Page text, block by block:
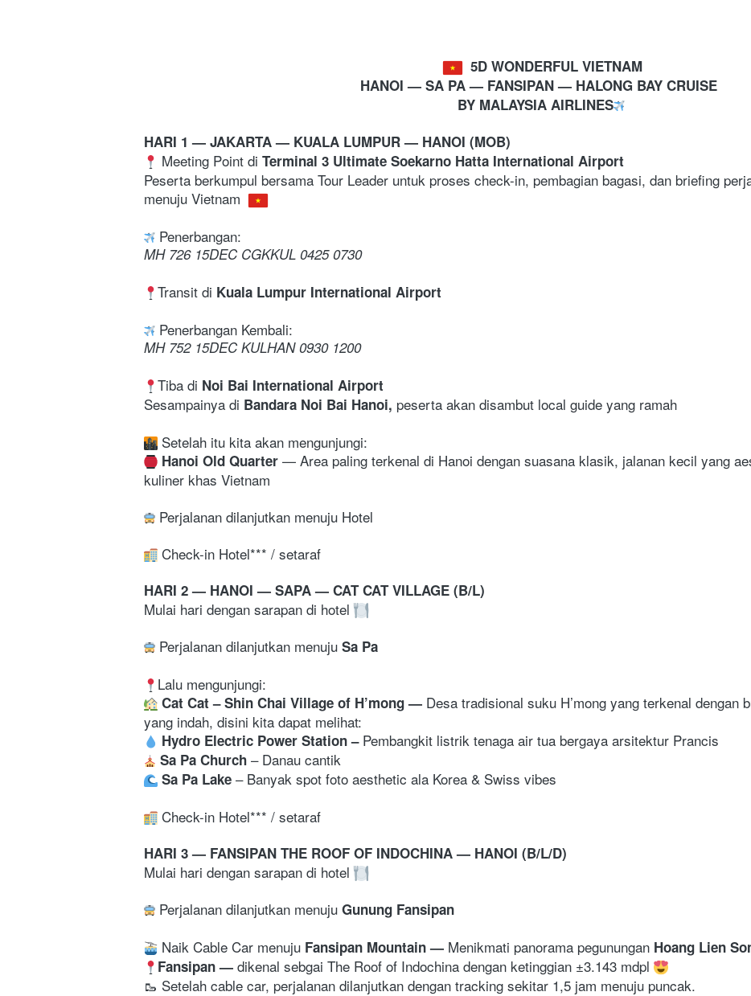
5D WONDERFUL VIETNAM
HANOI — SA PA — FANSIPAN — HALONG BAY CRUISE
BY MALAYSIA AIRLINES
HARI 1 — JAKARTA — KUALA LUMPUR — HANOI (MOB)
Meeting Point di Terminal 3 Ultimate Soekarno Hatta International Airport
Peserta berkumpul bersama Tour Leader untuk proses check-in, pembagian bagasi, dan briefing
menuju Vietnam
Penerbangan:
MH 726 15DEC CGKKUL 0425 0730
Transit di Kuala Lumpur International Airport
Penerbangan Kembali:
MH 752 15DEC KULHAN 0930 1200
Tiba di Noi Bai International Airport
Sesampainya di Bandara Noi Bai Hanoi, peserta akan disambut local guide yang ramah
Setelah itu kita akan mengunjungi:
Hanoi Old Quarter — Area paling terkenal di Hanoi dengan suasana klasik, jalanan kecil yang
kuliner khas Vietnam
Perjalanan dilanjutkan menuju Hotel
Check-in Hotel*** / setaraf
HARI 2 — HANOI — SAPA — CAT CAT VILLAGE (B/L)
Mulai hari dengan sarapan di hotel
Perjalanan dilanjutkan menuju Sa Pa
Lalu mengunjungi:
Cat Cat – Shin Chai Village of H’mong — Desa tradisional suku H’mong yang terkenal dengan
Hydro Electric Power Station – Pembangkit listrik tenaga air tua bergaya arsitektur Prancis
Sa Pa Church – Danau cantik
Sa Pa Lake – Banyak spot foto aesthetic ala Korea & Swiss vibes
Check-in Hotel*** / setaraf
HARI 3 — FANSIPAN THE ROOF OF INDOCHINA — HANOI (B/L/D)
Mulai hari dengan sarapan di hotel
Perjalanan dilanjutkan menuju Gunung Fansipan
Naik Cable Car menuju Fansipan Mountain — Menikmati panorama pegunungan Hoang Lien
Fansipan — dikenal sebgai The Roof of Indochina dengan ketinggian ±3.143 mdpl
🥾 Setelah cable car, perjalanan dilanjutkan dengan tracking sekitar 1,5 jam menuju puncak.